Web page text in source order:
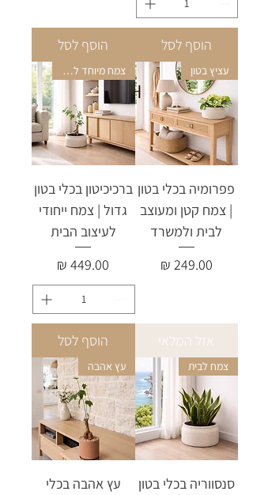
הוסף לסל הוסף לסל
עציץ בטון
פפרומיה בכלי בטון
| צמח קטן ומעוצב
לבית ולמשרד
מחיר
אזל המלאי
צמח מיוחד לבית
ברכיכיטון בכלי בטון
גדול | צמח ייחודי
לעיצוב הבית
מחיר
הוסף לסל
צמח לבית
סנסווריה בכלי בטון
עץ אהבה
עץ אהבה בכלי